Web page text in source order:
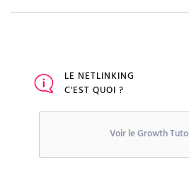
LE NETLINKING
C'EST QUOI ?
Voir le Growth Tuto